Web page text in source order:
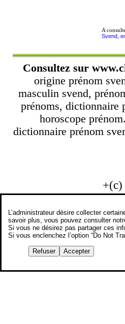
A
Svend,
Consultez sur
origine prénom
masculin svend,
prénoms, dictionnaire
horoscope
dictionnaire prénom
L’administrateur désire collecter
savoir plus, vous pouvez consulter
Si vous ne désirez pas partager ces
Si vous enclenchez l’option “Do Not
Refuser Accepter